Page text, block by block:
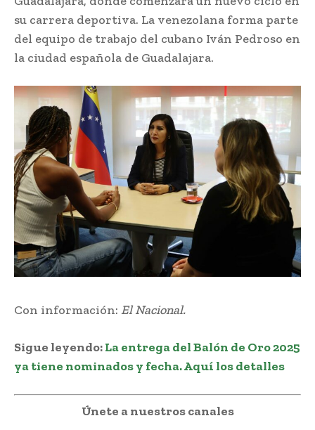
su carrera deportiva. La venezolana forma parte
del equipo de trabajo del cubano Iván Pedroso en
la ciudad española de Guadalajara.
Con información: El Nacional.
Sigue leyendo:La entrega del Balón de Oro 2025
ya tiene nominados y fecha. Aquí los detalles
Únete a nuestros canales